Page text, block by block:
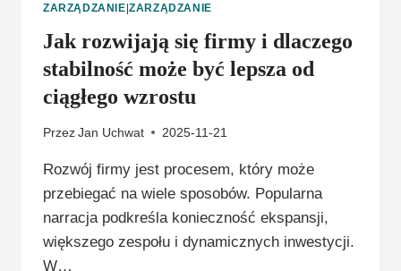
ZARZĄDZANIE |ZARZĄDZANIE
Jak rozwijają się firmy i dlaczego
stabilność może być lepsza od
ciągłego wzrostu
Przez Jan Uchwat 2025-11-21
Rozwój firmy jest procesem, który może
przebiegać na wiele sposobów. Popularna
narracja podkreśla konieczność ekspansji,
większego zespołu i dynamicznych inwestycji.
W…